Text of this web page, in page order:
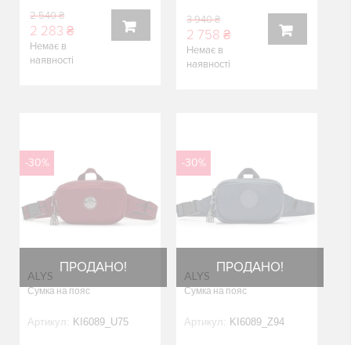
2 540 ₴
2 283 ₴
Немає в
наявності
3 940 ₴
2 758 ₴
Немає в
наявності
ПРОДАНО!
-30%
ALYS
Сумка на пояс
Артикул: KI6089_U75
ПРОДАНО!
-30%
ALYS
Сумка на пояс
Артикул: KI6089_Z94